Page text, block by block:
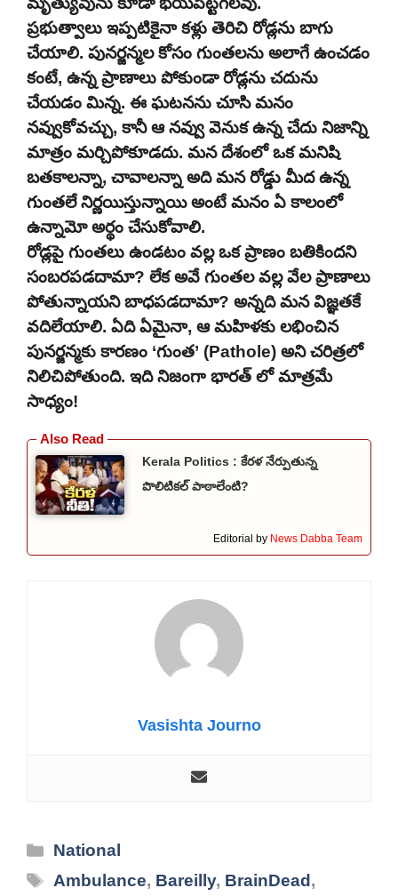
ప్రభుత్వాలు ఇప్పటికైనా కళ్లు తెరిచి రోడ్లను బాగు
చేయాలి. పునర్జన్మల కోసం గుంతలను అలాగే ఉంచడం
కంటే, ఉన్న ప్రాణాలు పోకుండా రోడ్లను చదును
చేయడం మిన్న. ఈ ఘటనను చూసి మనం
నవ్వుకోవచ్చు, కానీ ఆ నవ్వు వెనుక ఉన్న చేదు నిజాన్ని
మాత్రం మర్చిపోకూడదు. మన దేశంలో ఒక మనిషి
బతకాలన్నా, చావాలన్నా అది మన రోడ్డు మీద ఉన్న
గుంతలే నిర్ణయిస్తున్నాయి అంటే మనం ఏ కాలంలో
ఉన్నామో అర్థం చేసుకోవాలి.
రోడ్లపై గుంతలు ఉండటం వల్ల ఒక ప్రాణం బతికిందని
సంబరపడదామా? లేక అవే గుంతల వల్ల వేల ప్రాణాలు
పోతున్నాయని బాధపడదామా? అన్నది మన విజ్ఞతకే
వదిలేయాలి. ఏది ఏమైనా, ఆ మహిళకు లభించిన
పునర్జన్మకు కారణం ‘గుంత’ (Pathole) అని చరిత్రలో
నిలిచిపోతుంది. ఇది నిజంగా భారత్ లో మాత్రమే
సాధ్యం!
Kerala Politics : కేరళ నేర్పుతున్న
పొలిటికల్ పాఠాలేంటి?
Editorial by News Dabba Team
Vasishta Journo
Categories
National
Tags
Ambulance, Bareilly, BrainDead ,